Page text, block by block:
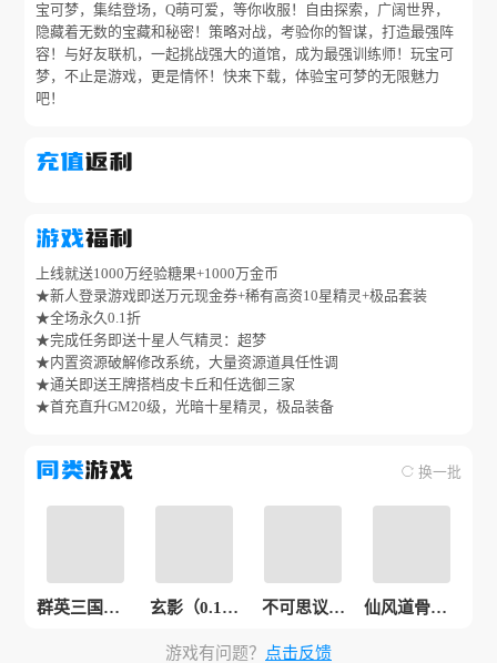
宝可梦，集结登场，Q萌可爱，等你收服！自由探索，广阔世界，
隐藏着无数的宝藏和秘密！策略对战，考验你的智谋，打造最强阵
容！与好友联机，一起挑战强大的道馆，成为最强训练师！玩宝可
梦，不止是游戏，更是情怀！快来下载，体验宝可梦的无限魅力
充值返利
游戏福利
上线就送1000万经验糖果+1000万金币
★新人登录游戏即送万元现金券+稀有高资10星精灵+极品套装
★全场永久0.1折
★完成任务即送十星人气精灵：超梦
★内置资源破解修改系统，大量资源道具任性调
★通关即送王牌搭档皮卡丘和任选御三家
★首充直升GM20级，光暗十星精灵，极品装备
同类游戏 换一批
群英三国（0.
玄影（0.1折
颜）
不可思议的
（0.1折福利
仙风道骨（0.
游戏有问题？
点击反馈